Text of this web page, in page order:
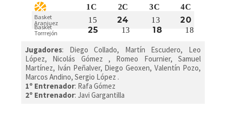
1C 2C 3C 4C
Basket
Aranjuez
15 24 13 20
Basket
Torrrejón
25 13 18 18
Jugadores: Diego Collado, Martín Escudero, Leo
López, Nicolás Gómez , Romeo Fournier, Samuel
Martínez, Iván Peñalver, Diego Geoxen, Valentín Pozo,
Marcos Andino, Sergio López .
1º Entrenador: Rafa Gómez
2º Entrenador: Javi Gargantilla